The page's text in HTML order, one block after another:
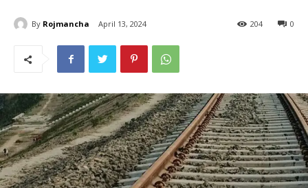
By Rojmancha April 13, 2024 0
204